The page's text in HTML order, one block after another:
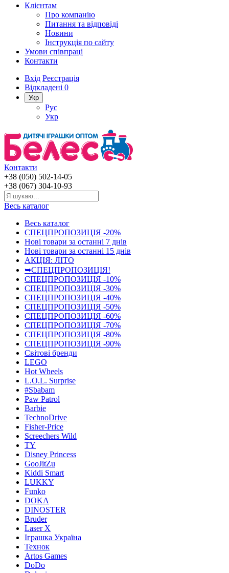
Клієнтам
Про компанію
Питання та відповіді
Новини
Інструкція по сайту
Умови співпраці
Контакти
Вхід Реєстрація
Відкладені 0
Укр
Рус
Укр
Контакти
+38 (050) 502-14-05
+38 (067) 304-10-93
Весь каталог
Весь каталог
СПЕЦПРОПОЗИЦІЯ -20%
Нові товари за останнi 7 днiв
Нові товари за останнi 15 днiв
АКЦІЯ: ЛІТО
➥СПЕЦПРОПОЗИЦІЯ!
СПЕЦПРОПОЗИЦІЯ -10%
СПЕЦПРОПОЗИЦІЯ -30%
СПЕЦПРОПОЗИЦІЯ -40%
СПЕЦПРОПОЗИЦІЯ -50%
СПЕЦПРОПОЗИЦІЯ -60%
СПЕЦПРОПОЗИЦІЯ -70%
СПЕЦПРОПОЗИЦІЯ -80%
СПЕЦПРОПОЗИЦІЯ -90%
Світові бренди
LEGO
Hot Wheels
L.O.L. Surprise
#Sbabam
Paw Patrol
Barbie
TechnoDrive
Fisher-Price
Screechers Wild
TY
Disney Princess
GooJitZu
Kiddi Smart
LUKKY
Funko
DOKA
DINOSTER
Bruder
Laser X
Іграшка Україна
Технок
Artos Games
DoDo